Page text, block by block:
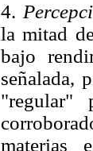
4.
la mitad
bajo
señalada,
"regular"
materias